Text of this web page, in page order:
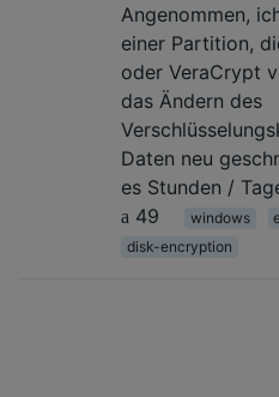
Angenommen,
einer Partition,
oder VeraCrypt
das Ändern des
Daten neu
es Stunden /
49
windows
disk-encryption